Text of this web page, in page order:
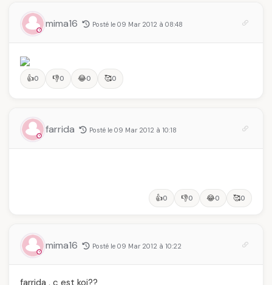
mima16 Posté le 09 Mar 2012 à 08:48
👍0 👎0 😂0 🥰0
farrida Posté le 09 Mar 2012 à 10:18
👍0 👎0 😂0 🥰0
mima16 Posté le 09 Mar 2012 à 10:22
farrida , c est koi??